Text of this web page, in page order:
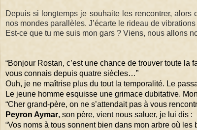
Depuis si longtemps je souhaite les rencontrer, alors
nos mondes parallèles. J’écarte le rideau de
Est-ce que tu me suis mon gars ? Viens, nous allons
“Bonjour Rostan, c’est une chance de trouver toute
vous connais depuis quatre siècles…”
Ouh, je ne maîtrise plus du tout la temporalité. Le
Le jeune homme esquisse une grimace dubitative.
“Cher grand-père, on ne s’attendait pas à vous
Peyron Aymar, son père, vient nous saluer, je lui dis :
“Vos noms à tous sonnent bien dans mon arbre où